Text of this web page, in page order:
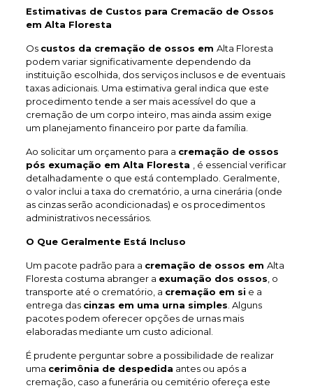
Estimativas de Custos para Cremacão de Ossos
em Alta Floresta
Os custos da cremação de ossos em Alta Floresta
podem variar significativamente dependendo da
instituição escolhida, dos serviços inclusos e de eventuais
taxas adicionais. Uma estimativa geral indica que este
procedimento tende a ser mais acessível do que a
cremação de um corpo inteiro, mas ainda assim exige
um planejamento financeiro por parte da família.
Ao solicitar um orçamento para a cremação de ossos
pós exumação em Alta Floresta
, é essencial verificar
detalhadamente o que está contemplado. Geralmente,
o valor inclui a taxa do crematório, a urna cinerária (onde
as cinzas serão acondicionadas) e os procedimentos
administrativos necessários.
O Que Geralmente Está Incluso
Um pacote padrão para a cremação de ossos em Alta
Floresta costuma abranger a exumação dos ossos , o
transporte até o crematório, a cremação em si e a
entrega das cinzas em uma urna simples . Alguns
pacotes podem oferecer opções de urnas mais
elaboradas mediante um custo adicional.
É prudente perguntar sobre a possibilidade de realizar
uma cerimônia de despedida antes ou após a
cremação, caso a funerária ou cemitério ofereça este